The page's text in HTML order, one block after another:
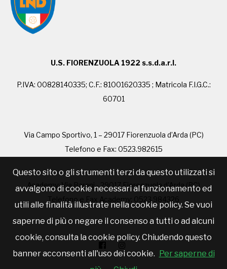
U.S. FIORENZUOLA 1922 s.s.d.a.r.l.
P.IVA: 00828140335; C.F.: 81001620335 ; Matricola F.I.G.C.:
60701
Via Campo Sportivo, 1 – 29017 Fiorenzuola d’Arda (PC)
Telefono e Fax: 0523.982615
Academy: Via Barani - 29017 Fiorenzuola d'Arda (PC)
Telefono e Fax Academy: 0523.984326
Questo sito o gli strumenti terzi da questo utilizzati si
avvalgono di cookie necessari al funzionamento ed
utili alle finalità illustrate nella cookie policy. Se vuoi
saperne di più o negare il consenso a tutti o ad alcuni
cookie, consulta la cookie policy. Chiudendo questo
banner acconsenti all'uso dei cookie. Per saperne di